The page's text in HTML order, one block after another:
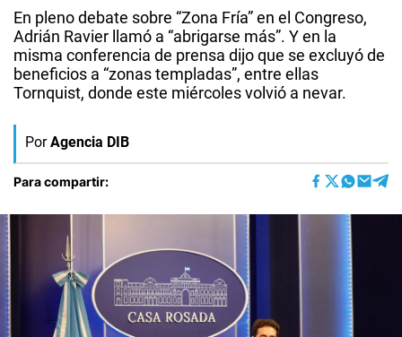
En pleno debate sobre “Zona Fría” en el Congreso,
Adrián Ravier llamó a “abrigarse más”. Y en la
misma conferencia de prensa dijo que se excluyó de
beneficios a “zonas templadas”, entre ellas
Tornquist, donde este miércoles volvió a nevar.
Por Agencia DIB
Para compartir: